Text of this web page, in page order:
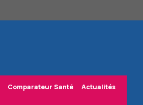
Comparateur Santé Actualités